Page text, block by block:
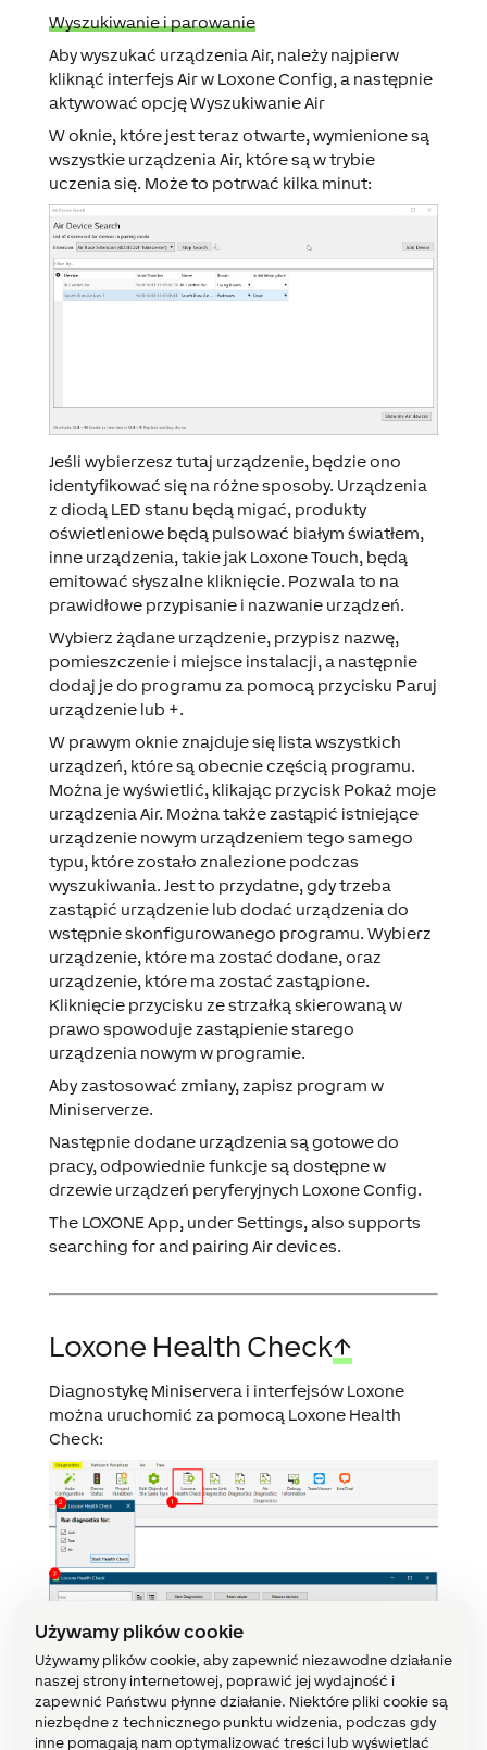
Używamy plików cookie
Używamy plików cookie, aby zapewnić niezawodne działanie
naszej strony internetowej, poprawić jej wydajność i
zapewnić Państwu płynne działanie. Niektóre pliki cookie są
niezbędne z technicznego punktu widzenia, podczas gdy
inne pomagają nam optymalizować treści lub wyświetlać
Wyszukiwanie i parowanie
Aby wyszukać urządzenia Air, należy najpierw
kliknąć interfejs Air w Loxone Config, a następnie
aktywować opcjęWyszukiwanie Air
W oknie, które jest teraz otwarte, wymienione są
wszystkie urządzenia Air, które są w trybie
uczenia się. Może to potrwać kilka minut:
Jeśli wybierzesz tutaj urządzenie, będzie ono
identyfikować sięna różne sposoby. Urządzenia
z diodą LED stanu będą migać, produkty
oświetleniowe będą pulsować białym światłem,
inne urządzenia, takie jak Loxone Touch, będą
emitować słyszalne kliknięcie. Pozwala to na
prawidłowe przypisanie i nazwanie urządzeń.
Wybierz żądane urządzenie, przypisz nazwę,
pomieszczenie i miejsce instalacji, a następnie
dodaj je do programu za pomocą przycisku Paruj
urządzenielub +.
W prawym oknie znajduje się lista wszystkich
urządzeń, które są obecnie częścią programu.
Można je wyświetlić, klikając przycisk Pokaż moje
urządzenia Air. Można także zastąpić istniejące
urządzenie nowym urządzeniem tego samego
typu, które zostało znalezione podczas
wyszukiwania. Jest to przydatne, gdy trzeba
zastąpić urządzenie lub dodać urządzenia do
wstępnie skonfigurowanego programu. Wybierz
urządzenie, które ma zostać dodane, oraz
urządzenie, które ma zostać zastąpione.
Kliknięcie przycisku ze strzałką skierowaną w
prawo spowoduje zastąpienie starego
urządzenia nowym w programie.
Aby zastosować zmiany, zapisz program w
Miniserverze.
Następnie dodane urządzenia są gotowe do
pracy, odpowiednie funkcje są dostępne w
drzewie urządzeń peryferyjnych Loxone Config.
The LOXONE App, under Settings, also supports
searching for and pairing Air devices.
Loxone Health Check↑
Diagnostykę Miniservera i interfejsów Loxone
można uruchomić za pomocą Loxone Health
Check: